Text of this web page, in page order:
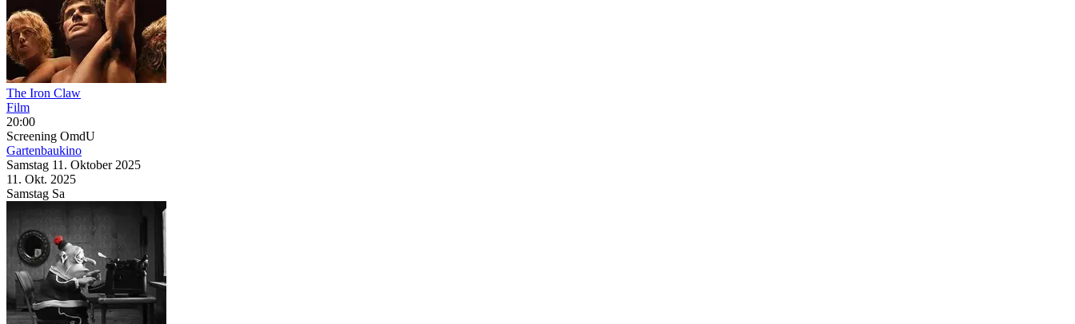
The Iron Claw
Film
20:00
Screening OmdU
Gartenbaukino
Samstag 11. Oktober 2025
11. Okt. 2025
Samstag Sa